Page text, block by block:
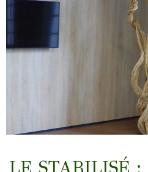
LIANES &